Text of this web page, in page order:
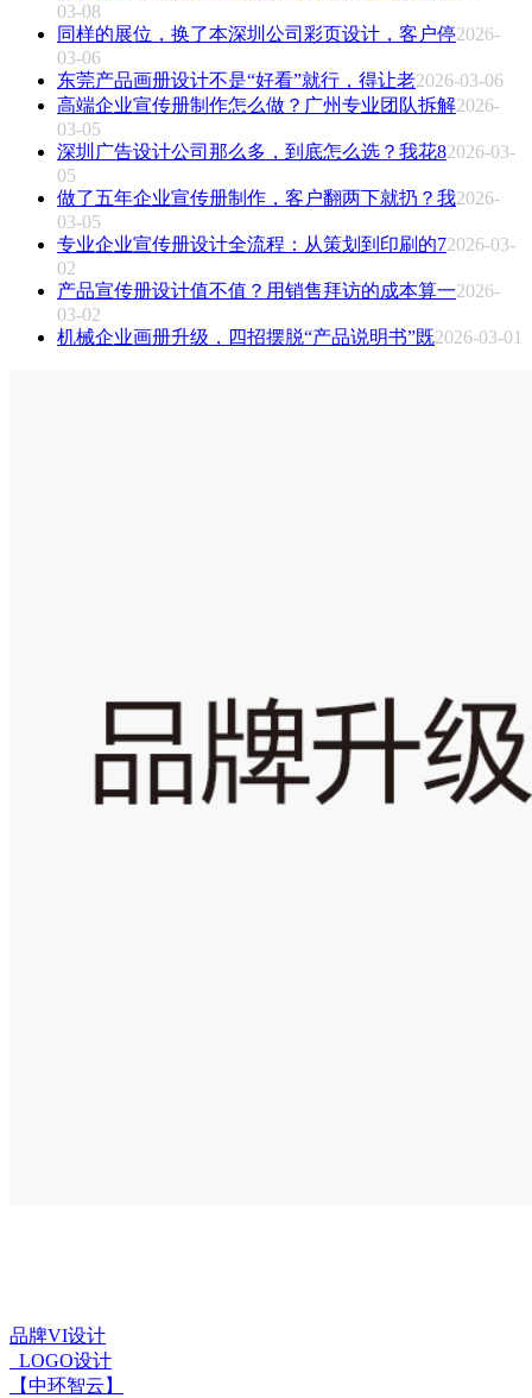
03-08
同样的展位，换了本深圳公司彩页设计，客户停2026-
03-06
东莞产品画册设计不是“好看”就行，得让老2026-03-06
高端企业宣传册制作怎么做？广州专业团队拆解2026-
03-05
深圳广告设计公司那么多，到底怎么选？我花82026-03-
05
做了五年企业宣传册制作，客户翻两下就扔？我2026-
03-05
专业企业宣传册设计全流程：从策划到印刷的72026-03-
02
产品宣传册设计值不值？用销售拜访的成本算一2026-
03-02
机械企业画册升级，四招摆脱“产品说明书”既2026-03-01
品牌VI设计
_LOGO设计
【中环智云】